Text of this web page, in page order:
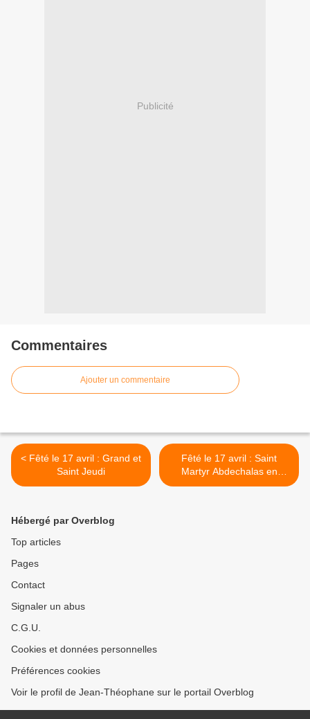
Publicité
Commentaires
Ajouter un commentaire
< Fêté le 17 avril : Grand et
Saint Jeudi
Fêté le 17 avril : Saint
Martyr Abdechalas en
Perse >
Hébergé par Overblog
Top articles
Pages
Contact
Signaler un abus
C.G.U.
Cookies et données personnelles
Préférences cookies
Voir le profil de Jean-Théophane sur le portail Overblog